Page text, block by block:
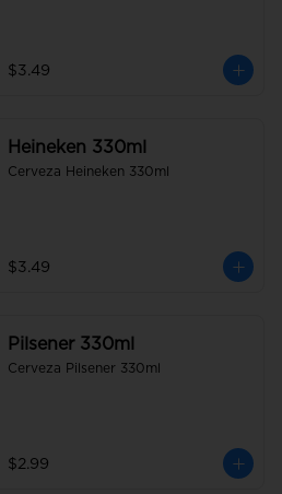
$3.49
Heineken 330ml
Cerveza Heineken 330ml
$3.49
Pilsener 330ml
Cerveza Pilsener 330ml
$2.99